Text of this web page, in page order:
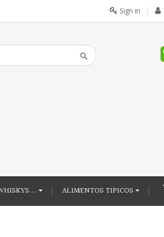
Sign in
ALIMENTOS TIPICOS